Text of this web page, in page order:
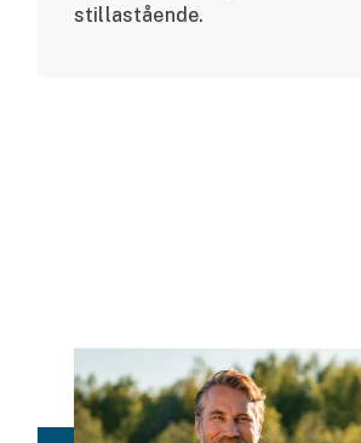
stillastående.